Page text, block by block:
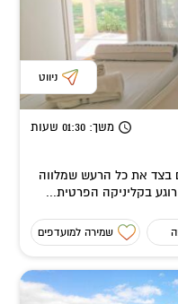
ניווט
משך: 01:30 שעות
בצד את כל הרעש שמלווה
בקליניקה הפרטית...
שמירה למועדפים